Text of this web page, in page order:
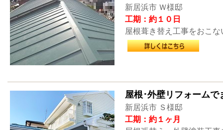
新居浜市 Ｗ様邸
工期：約１０日
屋根葺き替え工事をおこな
屋根･外壁リフォームで
新居浜市 Ｓ様邸
工期：約１ヶ月